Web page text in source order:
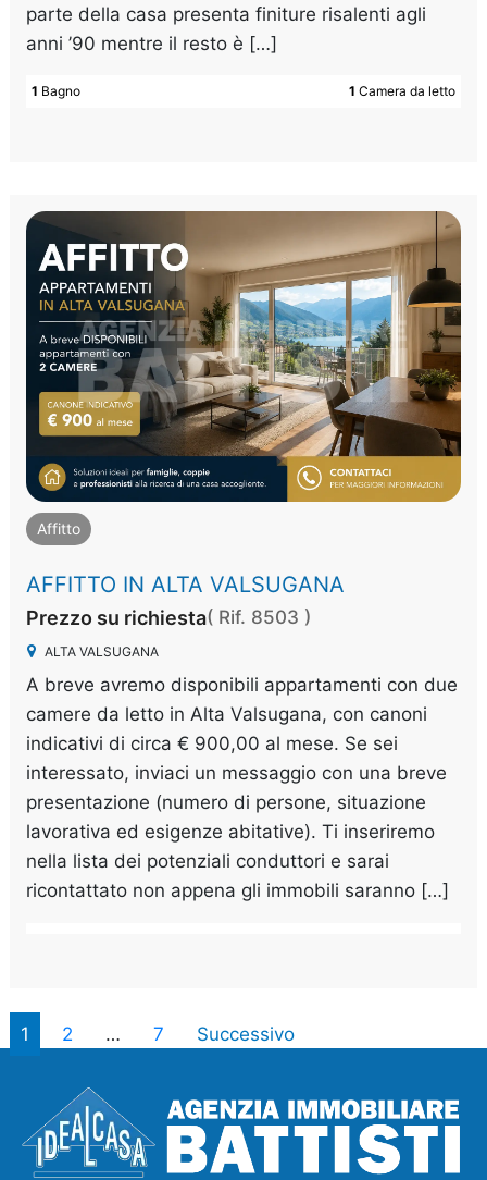
parte della casa presenta finiture risalenti agli
anni ’90 mentre il resto è […]
1 Camera da letto
1 Bagno
Affitto
AFFITTO IN ALTA VALSUGANA
Prezzo su richiesta( Rif. 8503 )
ALTA VALSUGANA
A breve avremo disponibili appartamenti con due
camere da letto in Alta Valsugana, con canoni
indicativi di circa € 900,00 al mese. Se sei
interessato, inviaci un messaggio con una breve
presentazione (numero di persone, situazione
lavorativa ed esigenze abitative). Ti inseriremo
nella lista dei potenziali conduttori e sarai
ricontattato non appena gli immobili saranno […]
1 2 … 7 Successivo